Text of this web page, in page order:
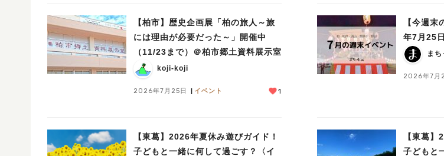
【柏市】歴史企画展「柏の旅人～旅
には理由が必要だった～」開催中
（11/23まで）＠柏市郷土資料展示室
koji-koji
2026年7月25日 イベント 1
【今週
年7月25
ま
2026年7月
【東葛】2026年夏休み遊びガイド！
子どもと一緒に何して過ごす？〈イ
【東葛】
子どもと